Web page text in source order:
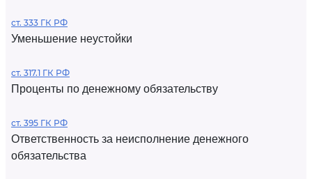
ст. 333 ГК РФ
Уменьшение неустойки
ст. 317.1 ГК РФ
Проценты по денежному обязательству
ст. 395 ГК РФ
Ответственность за неисполнение денежного
обязательства